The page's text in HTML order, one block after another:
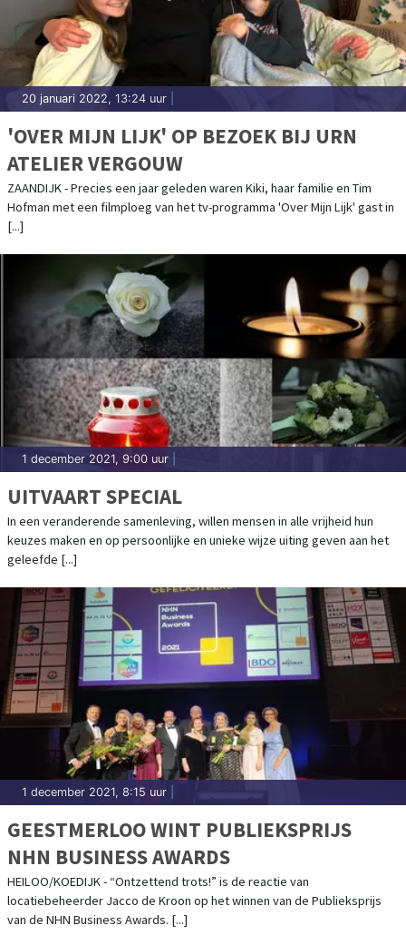
20 januari 2022, 13:24 uur
'OVER MIJN LIJK' OP BEZOEK BIJ URN
ATELIER VERGOUW
ZAANDIJK - Precies een jaar geleden waren Kiki, haar familie en Tim
Hofman met een filmploeg van het tv-programma 'Over Mijn Lijk' gast in
[...]
1 december 2021, 9:00 uur
UITVAART SPECIAL
In een veranderende samenleving, willen mensen in alle vrijheid hun
keuzes maken en op persoonlijke en unieke wijze uiting geven aan het
geleefde [...]
1 december 2021, 8:15 uur
GEESTMERLOO WINT PUBLIEKSPRIJS
NHN BUSINESS AWARDS
HEILOO/KOEDIJK - “Ontzettend trots!” is de reactie van
locatiebeheerder Jacco de Kroon op het winnen van de Publieksprijs
van de NHN Business Awards. [...]